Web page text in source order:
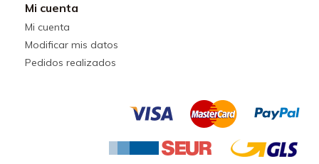
Mi cuenta
Mi cuenta
Modificar mis datos
Pedidos realizados